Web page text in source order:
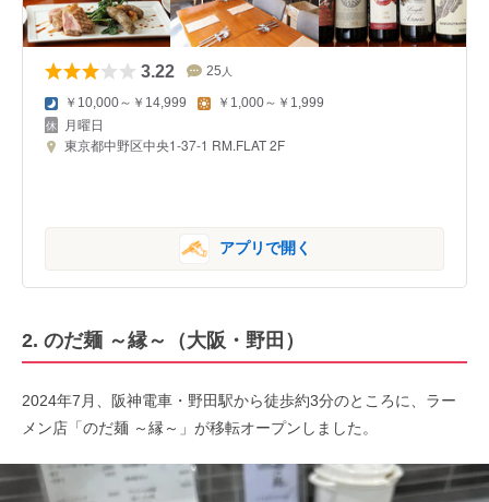
3.22 25 人
￥10,000～￥14,999 ￥1,000～￥1,999
月曜日
東京都中野区中央1-37-1 RM.FLAT 2F
アプリで開く
2. のだ麺 ～縁～（大阪・野田）
2024年7月、阪神電車・野田駅から徒歩約3分のところに、ラー
メン店「のだ麺 ～縁～」が移転オープンしました。